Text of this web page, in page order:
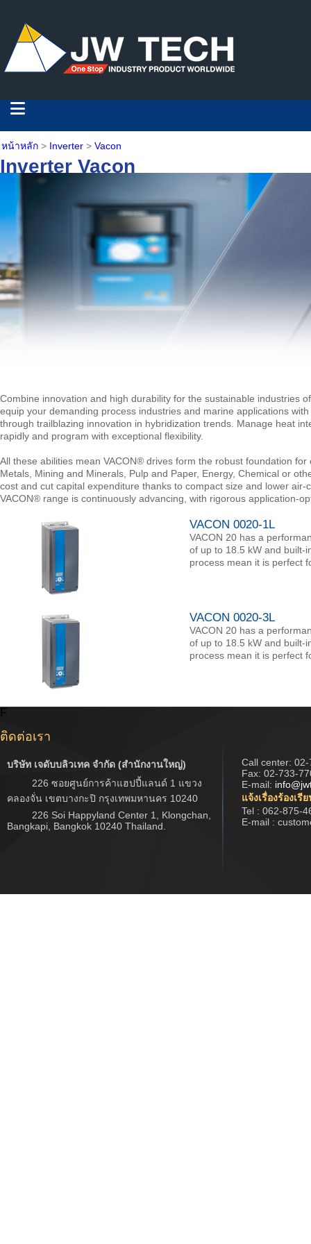
หน้าหลัก > Inverter > Vacon
Inverter Vacon
Combine innovation and high durability for the sustainable industries
equip your demanding process industries and marine applications
through trailblazing innovation in hybridization trends. Manage heat
rapidly and program with exceptional flexibility.
All these abilities mean VACON® drives form the robust foundation
Metals, Mining and Minerals, Pulp and Paper, Energy, Chemical or
cost and cut capital expenditure thanks to compact size and lower
VACON® range is continuously advancing, with rigorous application-
VACON 0020-1L
VACON 20 has a
of up to 18.5 kW and
process mean it is perfect
VACON 0020-3L
VACON 20 has a
of up to 18.5 kW and
process mean it is perfect
F
ติดต่อเรา
บริษัท เจดับบลิวเทค จำกัด (สำนักงานใหญ่)
226 ซอยศูนย์การค้าแฮปปี้แลนด์ 1 แขวง
คลองจั่น เขตบางกะปิ กรุงเทพมหานคร 10240
226 Soi Happyland Center 1, Klongchan,
Bangkapi, Bangkok 10240 Thailand.
Call center: 02-
Fax: 02-733-
E-mail:
แจ้งเรื่องร้องเรี
Tel : 062-875-
E-mail :